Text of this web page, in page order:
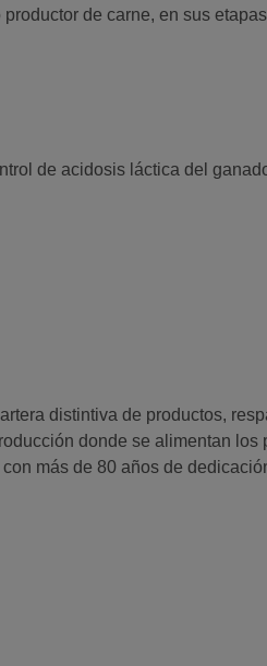
de carne, en sus
de acidosis láctica del
distintiva de productos,
donde se alimentan
más de 80 años de